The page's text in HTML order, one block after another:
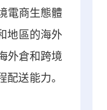
電商生態體
地區的海外
外倉和跨境
送能力。